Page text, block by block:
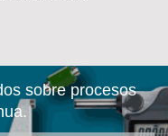
sobre procesos